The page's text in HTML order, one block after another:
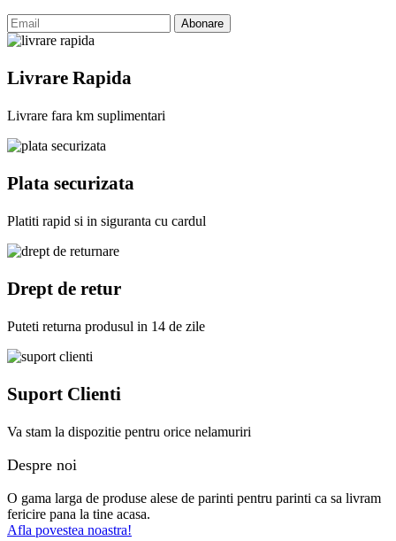
Abonare
Livrare Rapida
Livrare fara km suplimentari
Plata securizata
Platiti rapid si in siguranta cu cardul
Drept de retur
Puteti returna produsul in 14 de zile
Suport Clienti
Va stam la dispozitie pentru orice nelamuriri
Despre noi
O gama larga de produse alese de parinti pentru parinti ca sa livram
fericire pana la tine acasa.
Afla povestea noastra!